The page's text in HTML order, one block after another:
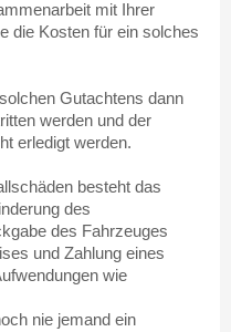
mit Ihrer
die Kosten für ein solches
Gutachtens dann
werden und der
erledigt werden.
besteht das
des
des Fahrzeuges
und Zahlung eines
wie
nie jemand ein